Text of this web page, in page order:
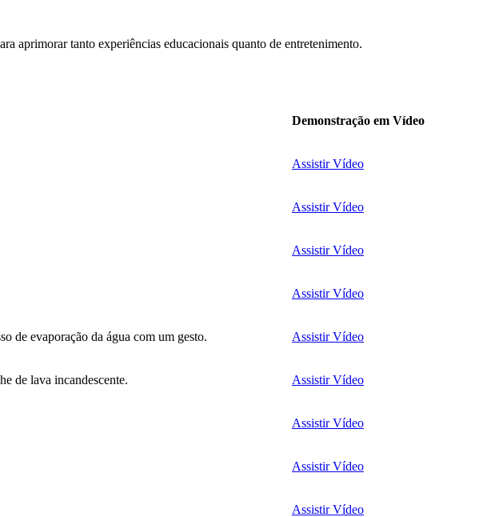
aprimorar tanto experiências educacionais quanto de entretenimento.
Demonstração em Vídeo
Assistir Vídeo
Assistir Vídeo
Assistir Vídeo
Assistir Vídeo
de evaporação da água com um gesto. Assistir Vídeo
de lava incandescente. Assistir Vídeo
Assistir Vídeo
Assistir Vídeo
Assistir Vídeo